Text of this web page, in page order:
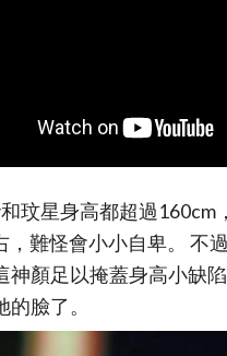
玟星身高都超過160cm
，難怪會小小自卑。 不
神顏足以掩蓋身高小缺
臉了。